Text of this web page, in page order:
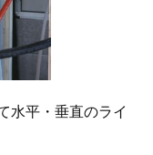
水平・垂直のライ